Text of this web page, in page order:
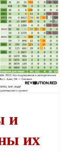
и
их